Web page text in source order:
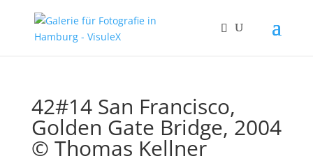
42#14 San Francisco,
Golden Gate Bridge, 2004
© Thomas Kellner